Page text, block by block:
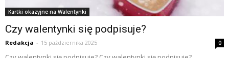
Kartki okazyjne na Walentynki
Czy walentynki się podpisuje?
Redakcja - 15 października 2025 0